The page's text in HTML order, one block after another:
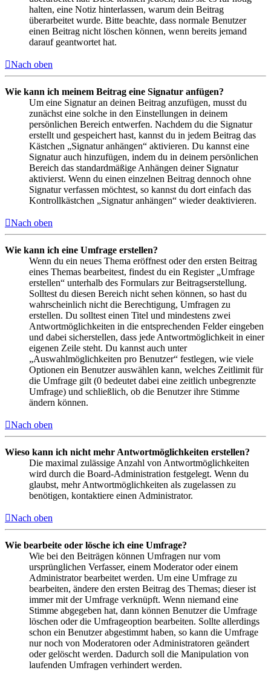
halten, eine Notiz hinterlassen, warum dein Beitrag
überarbeitet wurde. Bitte beachte, dass normale Benutzer
einen Beitrag nicht löschen können, wenn bereits jemand
darauf geantwortet hat.
Nach oben
Wie kann ich meinem Beitrag eine Signatur anfügen?
Um eine Signatur an deinen Beitrag anzufügen, musst du
zunächst eine solche in den Einstellungen in deinem
persönlichen Bereich entwerfen. Nachdem du die Signatur
erstellt und gespeichert hast, kannst du in jedem Beitrag das
Kästchen „Signatur anhängen“ aktivieren. Du kannst eine
Signatur auch hinzufügen, indem du in deinem persönlichen
Bereich das standardmäßige Anhängen deiner Signatur
aktivierst. Wenn du einen einzelnen Beitrag dennoch ohne
Signatur verfassen möchtest, so kannst du dort einfach das
Kontrollkästchen „Signatur anhängen“ wieder deaktivieren.
Nach oben
Wie kann ich eine Umfrage erstellen?
Wenn du ein neues Thema eröffnest oder den ersten Beitrag
eines Themas bearbeitest, findest du ein Register „Umfrage
erstellen“ unterhalb des Formulars zur Beitragserstellung.
Solltest du diesen Bereich nicht sehen können, so hast du
wahrscheinlich nicht die Berechtigung, Umfragen zu
erstellen. Du solltest einen Titel und mindestens zwei
Antwortmöglichkeiten in die entsprechenden Felder eingeben
und dabei sicherstellen, dass jede Antwortmöglichkeit in einer
eigenen Zeile steht. Du kannst auch unter
„Auswahlmöglichkeiten pro Benutzer“ festlegen, wie viele
Optionen ein Benutzer auswählen kann, welches Zeitlimit für
die Umfrage gilt (0 bedeutet dabei eine zeitlich unbegrenzte
Umfrage) und schließlich, ob die Benutzer ihre Stimme
ändern können.
Nach oben
Wieso kann ich nicht mehr Antwortmöglichkeiten erstellen?
Die maximal zulässige Anzahl von Antwortmöglichkeiten
wird durch die Board-Administration festgelegt. Wenn du
glaubst, mehr Antwortmöglichkeiten als zugelassen zu
benötigen, kontaktiere einen Administrator.
Nach oben
Wie bearbeite oder lösche ich eine Umfrage?
Wie bei den Beiträgen können Umfragen nur vom
ursprünglichen Verfasser, einem Moderator oder einem
Administrator bearbeitet werden. Um eine Umfrage zu
bearbeiten, ändere den ersten Beitrag des Themas; dieser ist
immer mit der Umfrage verknüpft. Wenn niemand eine
Stimme abgegeben hat, dann können Benutzer die Umfrage
löschen oder die Umfrageoption bearbeiten. Sollte allerdings
schon ein Benutzer abgestimmt haben, so kann die Umfrage
nur noch von Moderatoren oder Administratoren geändert
oder gelöscht werden. Dadurch soll die Manipulation von
laufenden Umfragen verhindert werden.